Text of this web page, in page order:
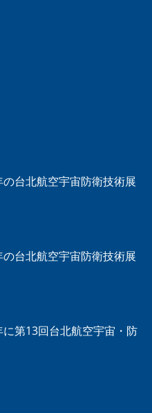
の台北航空宇宙防衛技術展
の台北航空宇宙防衛技術展
に第13回台北航空宇宙・防